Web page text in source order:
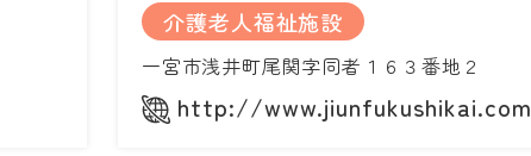
介護老人福祉施設
一宮市浅井町尾関字同者１６３番地２
http://www.jiunfukushikai.com